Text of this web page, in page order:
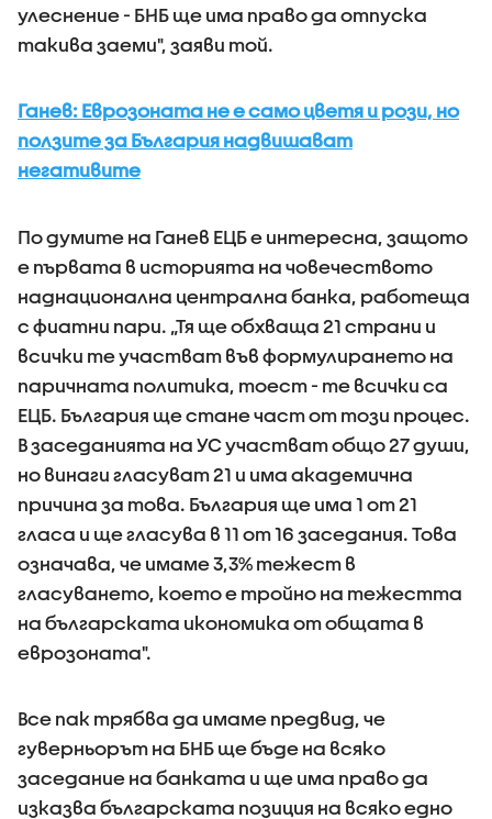
улеснение - БНБ ще има право да отпуска
такива заеми", заяви той.
Ганев: Еврозоната не е само цветя и рози, но
ползите за България надвишават
негативите
По думите на Ганев ЕЦБ е интересна, защото
е първата в историята на човечеството
наднационална централна банка, работеща
с фиатни пари. „Тя ще обхваща 21 страни и
всички те участват във формулирането на
паричната политика, тоест - те всички са
ЕЦБ. България ще стане част от този процес.
В заседанията на УС участват общо 27 души,
но винаги гласуват 21 и има академична
причина за това. България ще има 1 от 21
гласа и ще гласува в 11 от 16 заседания. Това
означава, че имаме 3,3% тежест в
гласуването, което е тройно на тежестта
на българската икономика от общата в
еврозоната".
Все пак трябва да имаме предвид, че
гуверньорът на БНБ ще бъде на всяко
заседание на банката и ще има право да
изказва българската позиция на всяко едно